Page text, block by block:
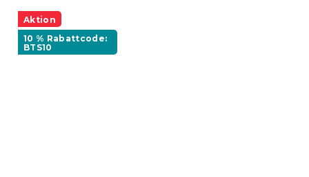
Aktion
10 % Rabattcode:
BTS10